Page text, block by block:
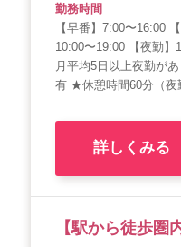
勤務時間
【早番】7:00〜16:00
10:00〜19:00 【夜勤
月平均5日以上夜勤が
有 ★休憩時間60分（夜
詳しくみる
【駅から徒歩圏